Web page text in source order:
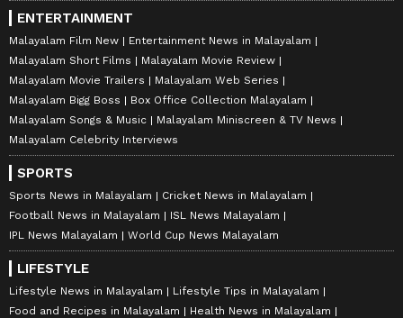
ENTERTAINMENT
Malayalam Film New
Entertainment News in Malayalam
Malayalam Short Films
Malayalam Movie Review
Malayalam Movie Trailers
Malayalam Web Series
Malayalam Bigg Boss
Box Office Collection Malayalam
Malayalam Songs & Music
Malayalam Miniscreen & TV News
Malayalam Celebrity Interviews
SPORTS
Sports News in Malayalam
Cricket News in Malayalam
Football News in Malayalam
ISL News Malayalam
IPL News Malayalam
World Cup News Malayalam
LIFESTYLE
Lifestyle News in Malayalam
Lifestyle Tips in Malayalam
Food and Recipes in Malayalam
Health News in Malayalam